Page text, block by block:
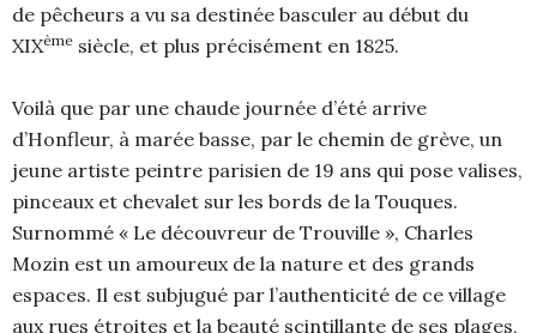
de pêcheurs a vu sa destinée basculer au début du
XIXème siècle, et plus précisément en 1825.
Voilà que par une chaude journée d’été arrive
d’Honfleur, à marée basse, par le chemin de grève, un
jeune artiste peintre parisien de 19 ans qui pose valises,
pinceaux et chevalet sur les bords de la Touques.
Surnommé « Le découvreur de Trouville », Charles
Mozin est un amoureux de la nature et des grands
espaces. Il est subjugué par l’authenticité de ce village
aux rues étroites et la beauté scintillante de ses plages,